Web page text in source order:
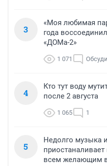
3
«Моя любимая
года
«ДОМа-2»
1 071
4
Кто тут воду
после 2 августа
1 065 1
5
Недолго музыка
всем желающим в